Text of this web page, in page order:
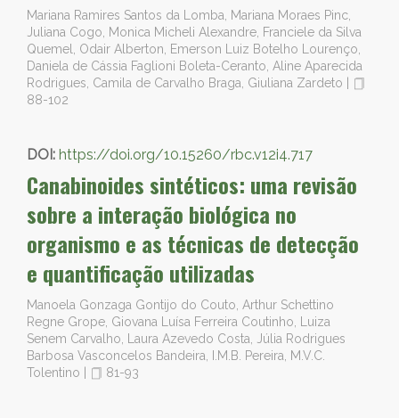
Mariana Ramires Santos da Lomba, Mariana Moraes Pinc,
Juliana Cogo, Monica Micheli Alexandre, Franciele da Silva
Quemel, Odair Alberton, Emerson Luiz Botelho Lourenço,
Daniela de Cássia Faglioni Boleta-Ceranto, Aline Aparecida
Rodrigues, Camila de Carvalho Braga, Giuliana Zardeto
88-102
DOI: https://doi.org/10.15260/rbc.v12i4.717
Canabinoides sintéticos: uma revisão
sobre a interação biológica no
organismo e as técnicas de detecção
e quantificação utilizadas
Manoela Gonzaga Gontijo do Couto, Arthur Schettino
Regne Grope, Giovana Luísa Ferreira Coutinho, Luiza
Senem Carvalho, Laura Azevedo Costa, Júlia Rodrigues
Barbosa Vasconcelos Bandeira, I.M.B. Pereira, M.V.C.
Tolentino
81-93